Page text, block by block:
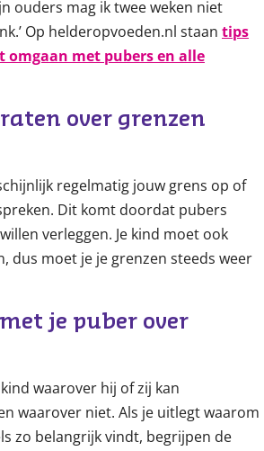
ouders mag ik twee weken niet
Op helderopvoeden.nl staan tips
omgaan met pubers en alle
over grenzen
regelmatig jouw grens op of
Dit komt doordat pubers
verleggen. Je kind moet ook
dus moet je je grenzen steeds weer
je puber over
waarover hij of zij kan
waarover niet. Als je uitlegt waarom
zo belangrijk vindt, begrijpen de